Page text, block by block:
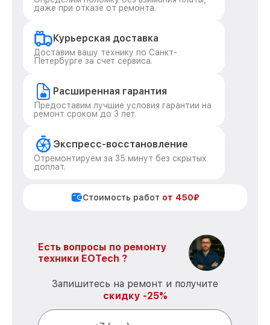
даже при отказе от ремонта.
Курьерская доставка
Доставим вашу технику по Санкт-
Петербурге за счет сервиса.
Расширенная гарантия
Предоставим лучшие условия гарантии на
ремонт сроком до 3 лет.
Экспресс-восстановление
Отремонтируем за 35 минут без скрытых
доплат.
Стоимость работ от 450₽
Есть вопросы по ремонту
техники EOTech ?
Запишитесь на ремонт и получите
скидку -25%